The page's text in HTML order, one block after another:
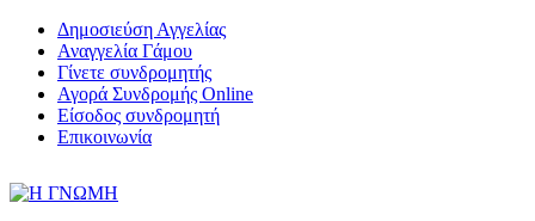
Δημοσιεύση Αγγελίας
Αναγγελία Γάμου
Γίνετε συνδρομητής
Αγορά Συνδρομής Online
Είσοδος συνδρομητή
Επικοινωνία